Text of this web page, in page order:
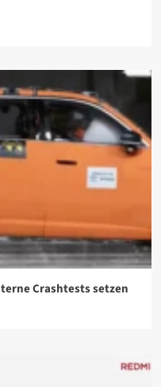
Crashtests setzen